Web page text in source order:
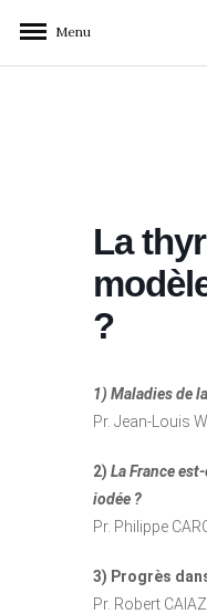
Menu
La
?
1) Maladies de
Pr. Jean-Louis
2) La France
iodée ?
Pr. Philippe
3) Progrès
Pr. Robert